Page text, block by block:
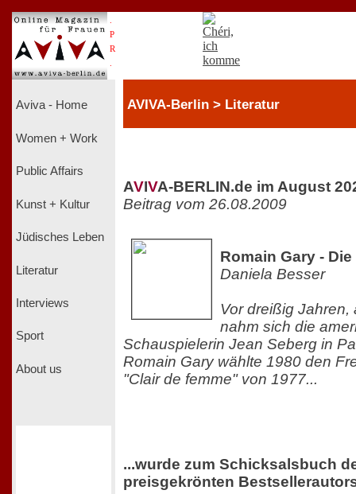
P
R
Aviva - Home
Women + Work
Public Affairs
Kunst + Kultur
Jüdisches Leben
Literatur
Interviews
Sport
About us
AVIVA-Berlin > Literatur
AVIVA-BERLIN.de im August
Beitrag vom 26.08.2009
Romain Gary -
Daniela Besser
Vor dreißig Jahren,
nahm sich die
Schauspielerin Jean Seberg in
Romain Gary wählte 1980 den
"Clair de femme" von 1977...
...wurde zum Schicksalsbuch
preisgekrönten